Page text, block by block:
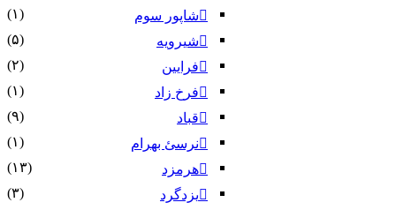
شاپور سوم‏
(۱)
شیرویه
(۵)
فرایین
(۲)
فرخ زاد
(۱)
قباد
(۹)
نرسئ بهرام‏
(۱)
هرمزد
(۱۳)
یزدگرد
(۳)